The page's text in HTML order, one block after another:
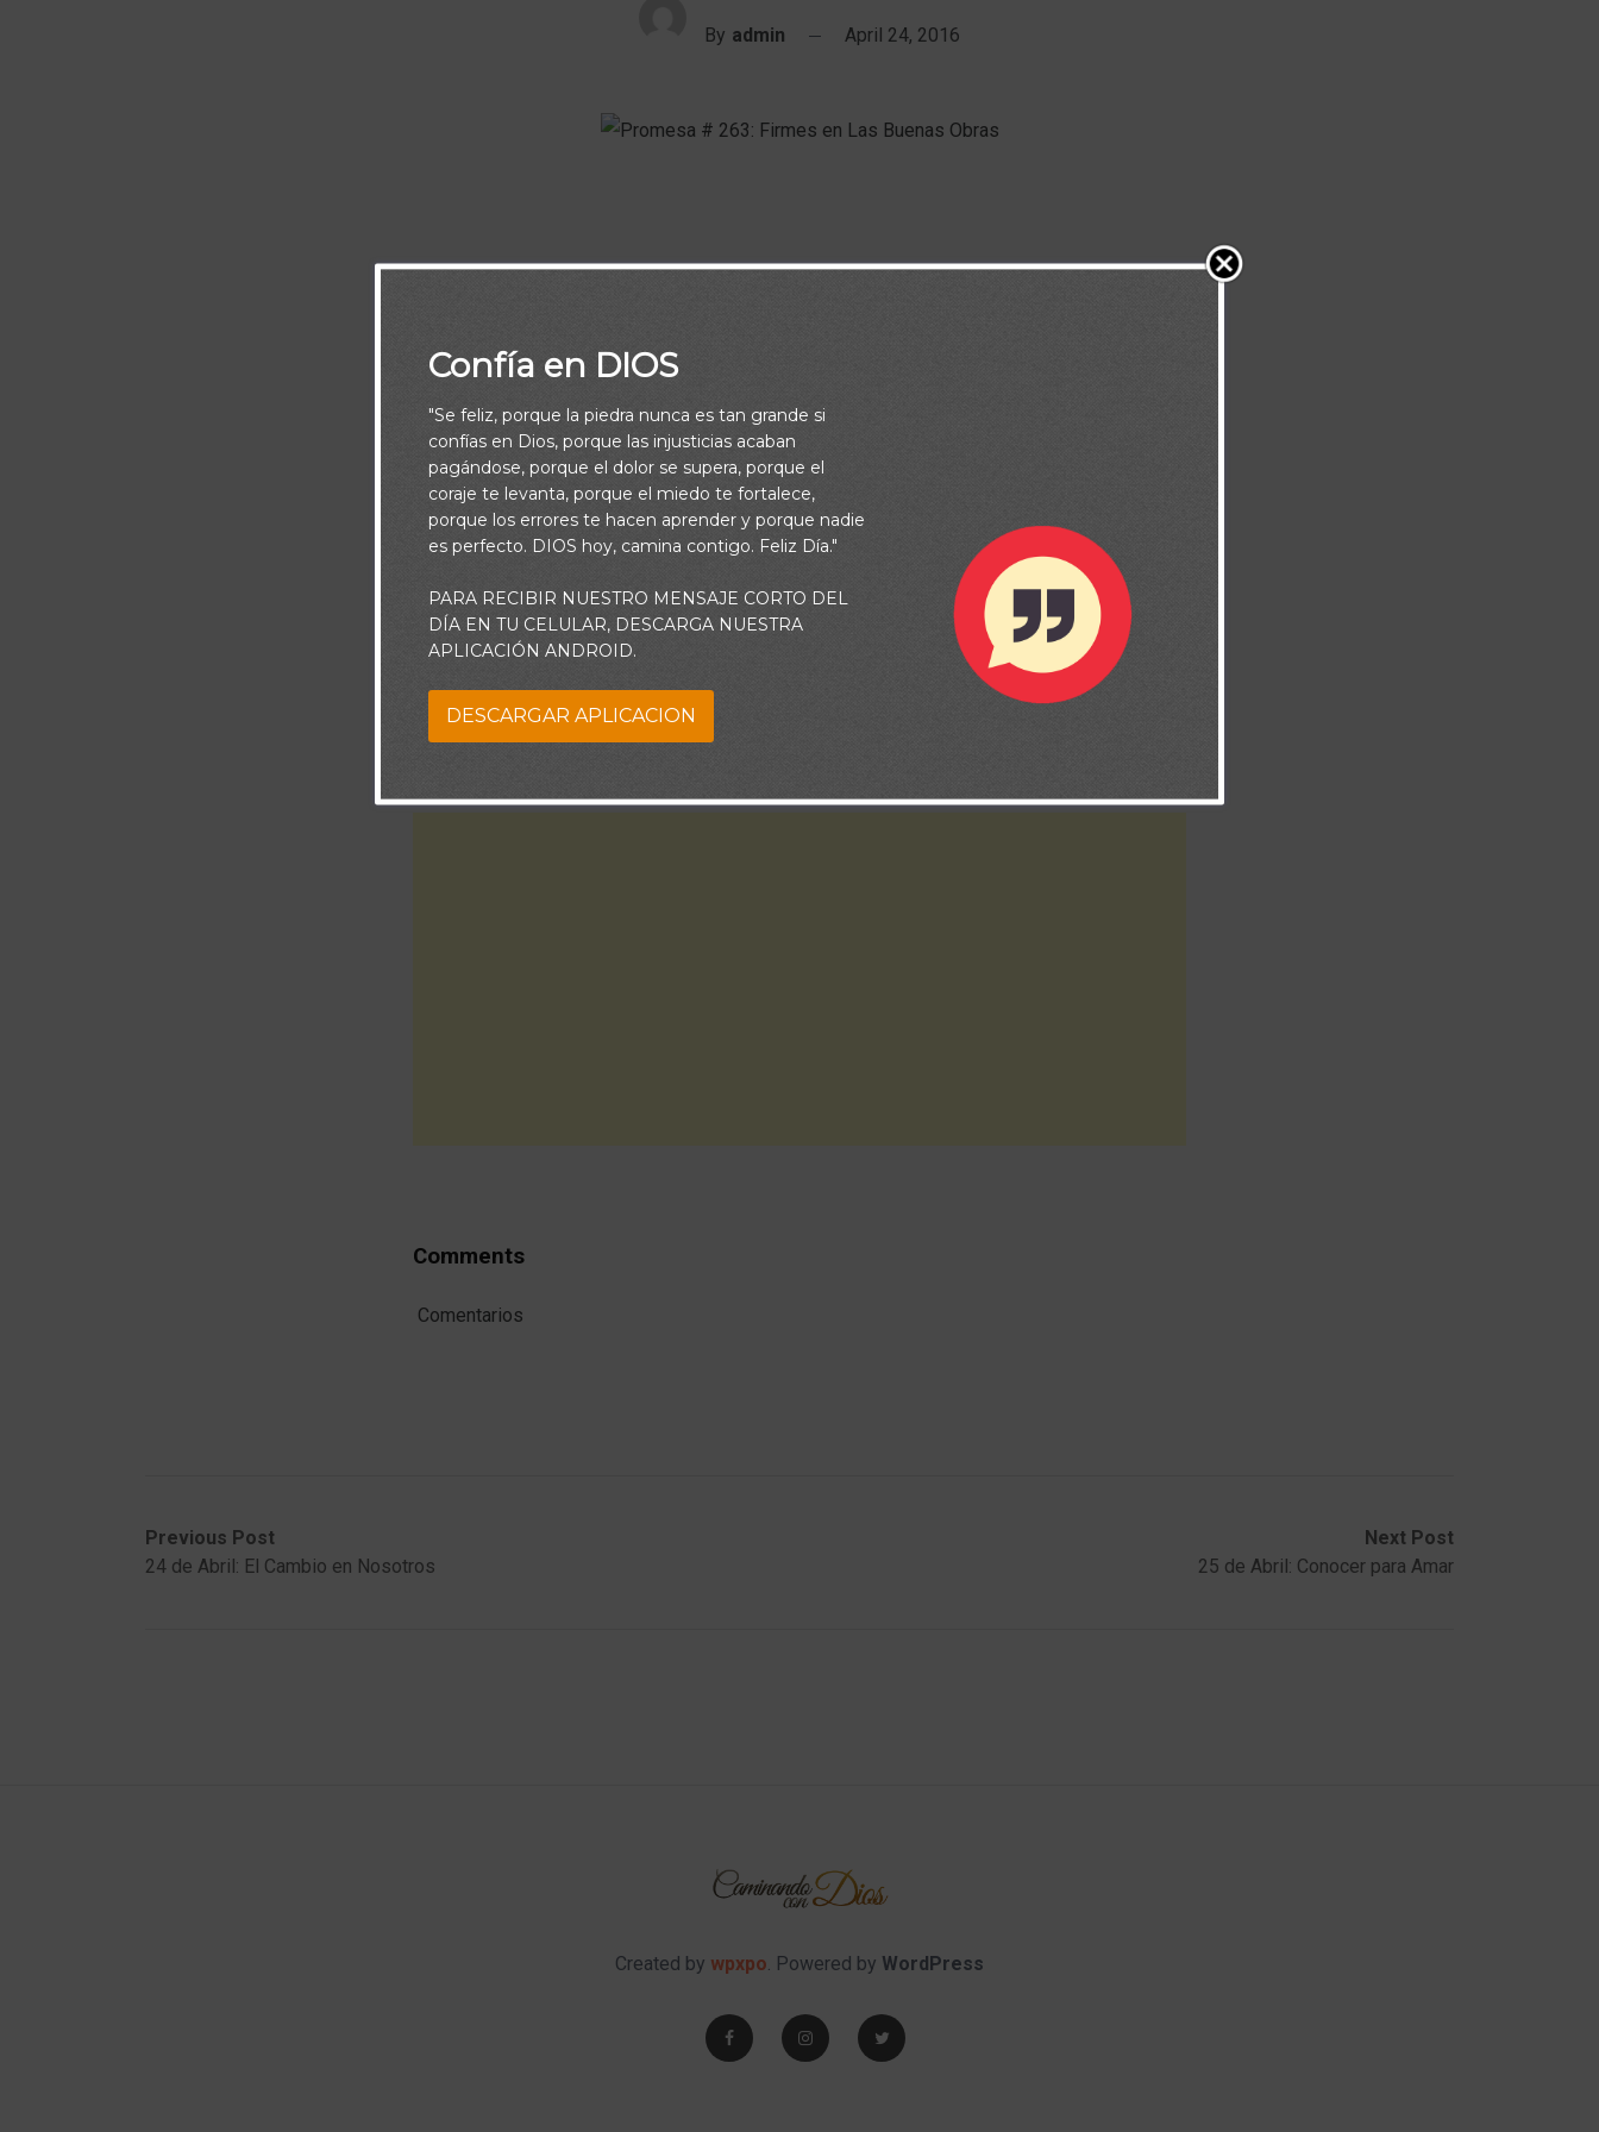
By admin April 24, 2016
consolación eterna y buena esperanza por gracia, conforte vuestros corazones, y os
confirme en toda buena palabra y obra” (2 Tesalonicenses 2:16-7)
Comments
Comentarios
Previous Post
24 de Abril: El Cambio en Nosotros
Next Post
25 de Abril: Conocer para Amar
Created by wpxpo. Powered by WordPress
Confía en DIOS
"Se feliz, porque la piedra nunca es tan grande si
confías en Dios, porque las injusticias acaban
pagándose, porque el dolor se supera, porque el
coraje te levanta, porque el miedo te fortalece,
porque los errores te hacen aprender y porque nadie
es perfecto. DIOS hoy, camina contigo. Feliz Día."
PARA RECIBIR NUESTRO MENSAJE CORTO DEL
DÍA EN TU CELULAR, DESCARGA NUESTRA
APLICACIÓN ANDROID.
DESCARGAR APLICACION